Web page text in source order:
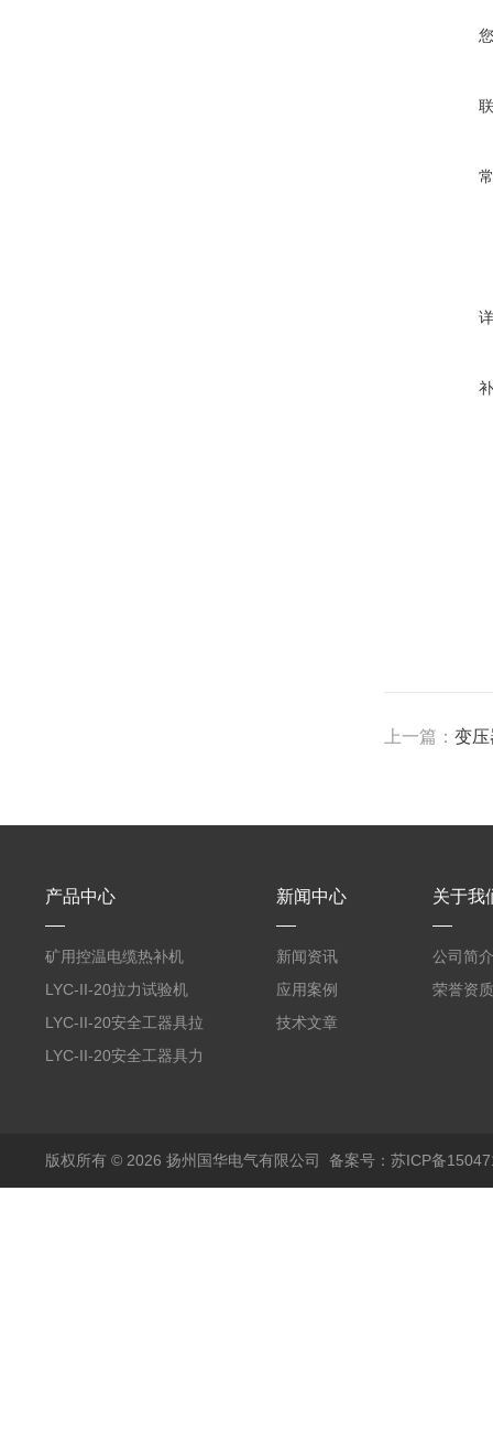
上一篇：变
产品中心
矿用控温电缆热补机
LYC-II-20拉力试验机
LYC-II-20安全工器具拉
力试验机
LYC-II-20安全工器具力
新闻中心
新闻资讯
应用案例
技术文章
关于我
公司简介
荣誉资质
版权所有 © 2026 扬州国华电气有限公司 备案号：苏ICP备